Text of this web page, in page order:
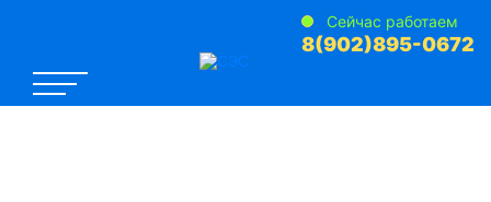
Сейчас работаем
8(902)895-0672